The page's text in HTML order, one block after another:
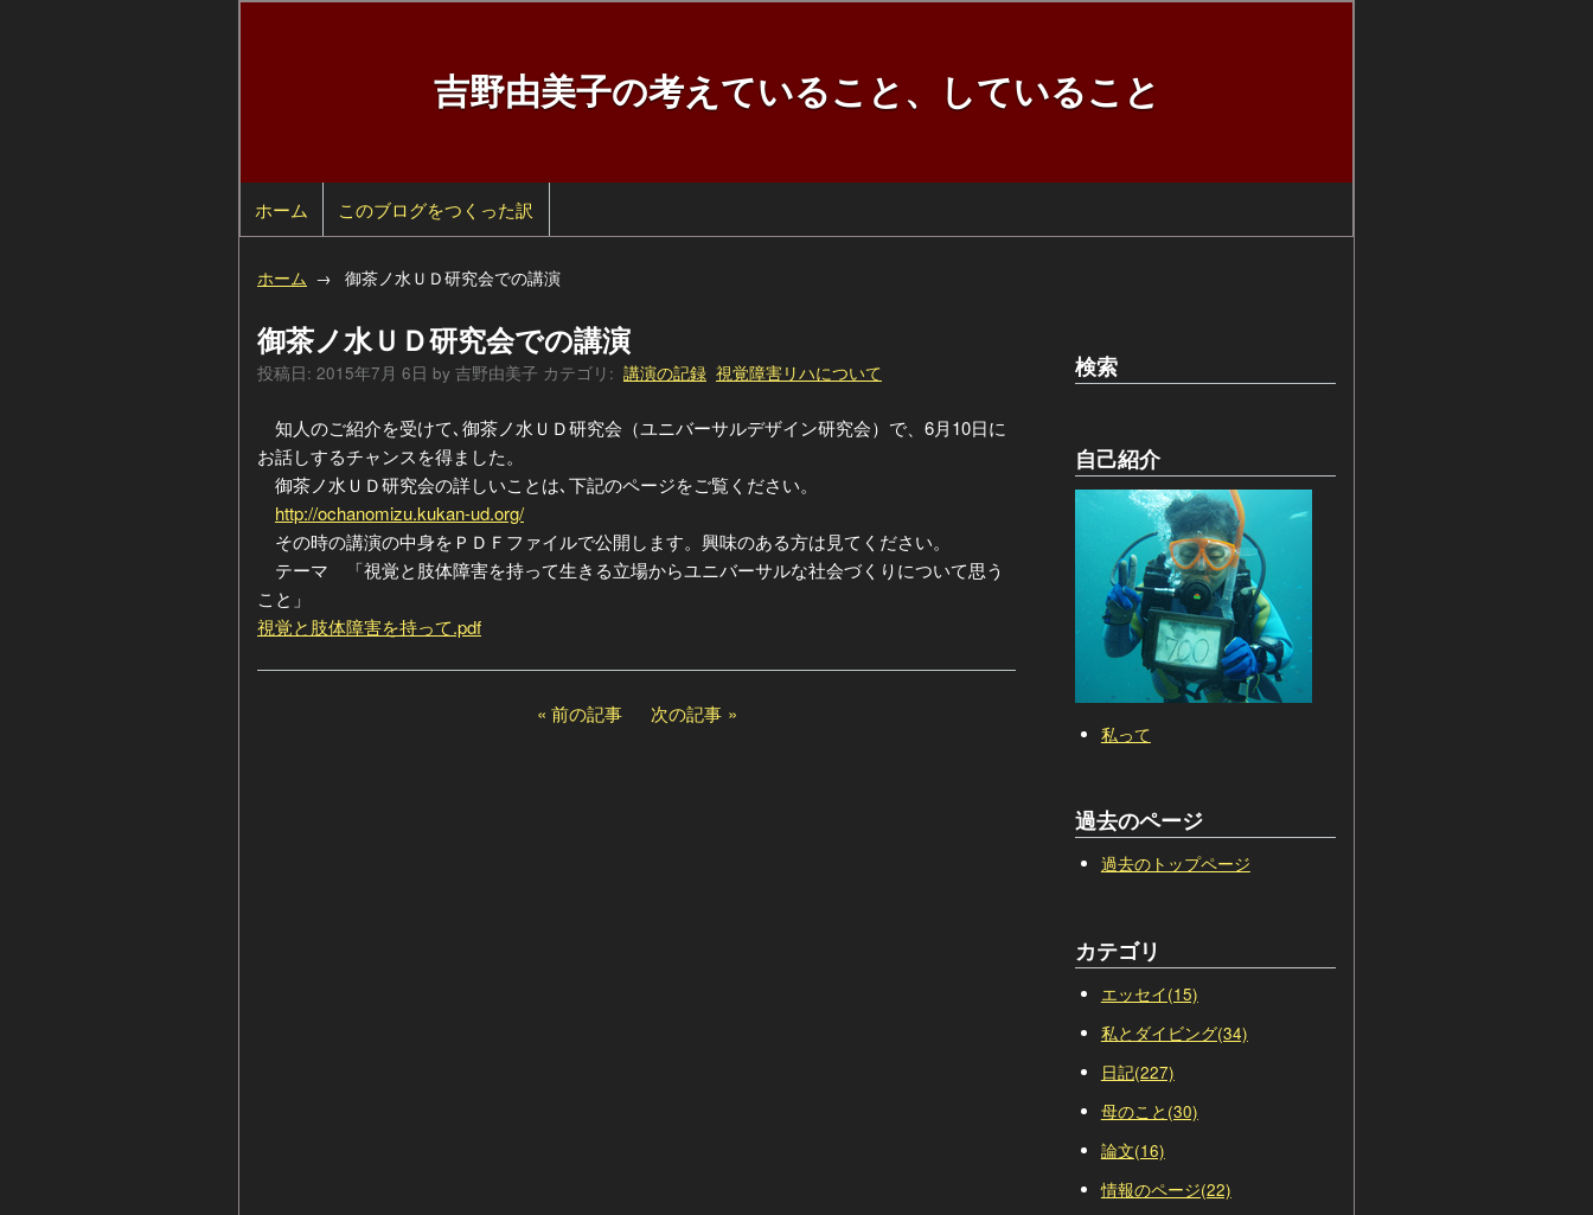
吉野由美子の考えていること、していること
ホーム このブログをつくった訳
検
紹
去
カ
カ
ホーム 御茶ノ水ＵＤ研究会での講演
御茶ノ水ＵＤ研究会での講演
投稿日: 2015年7月 6日 by 吉野由美子 カテゴリ: 講演の記録 視覚障害リハについて
知人のご紹介を受けて､御茶ノ水ＵＤ研究会（ユニバーサルデザイン研究会）で、6月10日に
お話しするチャンスを得ました。
御茶ノ水ＵＤ研究会の詳しいことは､下記のページをご覧ください。
http://ochanomizu.kukan-ud.org/
その時の講演の中身をＰＤＦファイルで公開します。興味のある方は見てください。
テーマ 「視覚と肢体障害を持って生きる立場からユニバーサルな社会づくりについて思う
こと」
視覚と肢体障害を持って.pdf
前の記事 次の記事
検索
自己紹介
私って
過去のページ
過去のトップページ
カテゴリ
エッセイ(15)
私とダイビング(34)
日記(227)
母のこと(30)
論文(16)
情報のページ(22)